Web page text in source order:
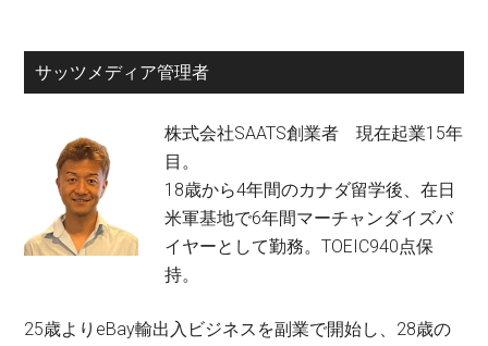
サッツメディア管理者
株式会社SAATS創業者 現在起業15年
目。
18歳から4年間のカナダ留学後、在日
米軍基地で6年間マーチャンダイズバ
イヤーとして勤務。TOEIC940点保
持。
25歳よりeBay輸出入ビジネスを副業で開始し、28歳の